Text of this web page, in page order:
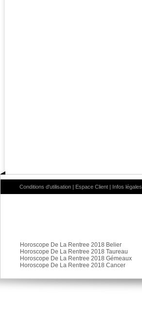
Conditions d'utilisation | Espace Client | Infos légales
Horoscope De La Rentree 2018 Belier
Horoscope De La Rentree 2018 Taureau
Horoscope De La Rentree 2018 Gémeaux
Horoscope De La Rentree 2018 Cancer